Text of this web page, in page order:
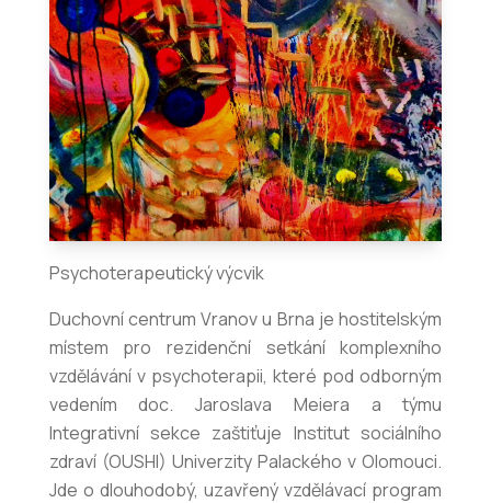
Psychoterapeutický výcvik
Duchovní centrum Vranov u Brna je hostitelským
místem pro rezidenční setkání komplexního
vzdělávání v psychoterapii, které pod odborným
vedením doc. Jaroslava Meiera a týmu
Integrativní sekce zaštiťuje Institut sociálního
zdraví (OUSHI) Univerzity Palackého v Olomouci.
Jde o dlouhodobý, uzavřený vzdělávací program